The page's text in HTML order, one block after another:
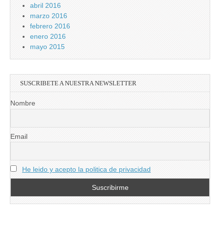
abril 2016
marzo 2016
febrero 2016
enero 2016
mayo 2015
SUSCRIBETE A NUESTRA NEWSLETTER
Nombre
Email
He leido y acepto la politica de privacidad